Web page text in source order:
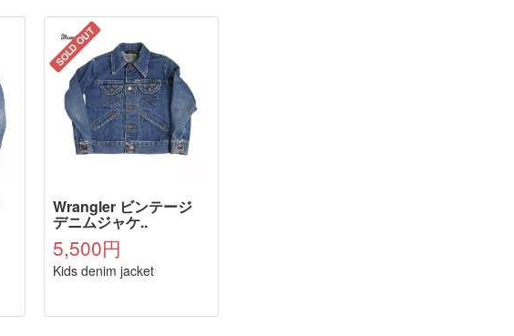
SOLD OUT
Wrangler ビンテージ
デニムジャケ..
5,500円
Kids denim jacket